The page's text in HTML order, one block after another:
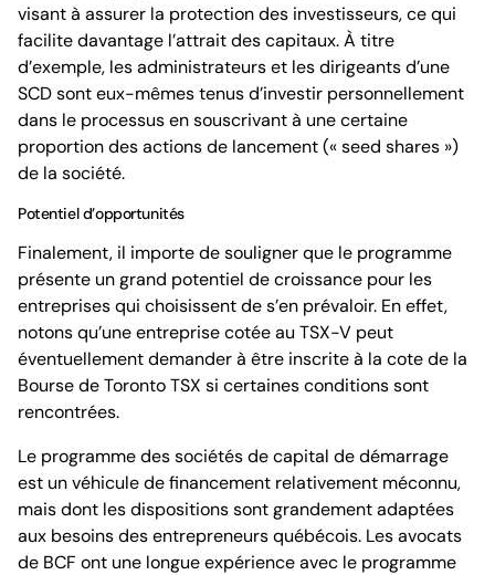
visant à assurer la protection des investisseurs, ce qui
facilite davantage l’attrait des capitaux. À titre
d’exemple, les administrateurs et les dirigeants d’une
SCD sont eux-mêmes tenus d’investir personnellement
dans le processus en souscrivant à une certaine
proportion des actions de lancement (« seed shares »)
de la société.
Potentiel d’opportunités
Finalement, il importe de souligner que le programme
présente un grand potentiel de croissance pour les
entreprises qui choisissent de s’en prévaloir. En effet,
notons qu’une entreprise cotée au TSX-V peut
éventuellement demander à être inscrite à la cote de la
Bourse de Toronto TSX si certaines conditions sont
rencontrées.
Le programme des sociétés de capital de démarrage
est un véhicule de financement relativement méconnu,
mais dont les dispositions sont grandement adaptées
aux besoins des entrepreneurs québécois. Les avocats
de BCF ont une longue expérience avec le programme